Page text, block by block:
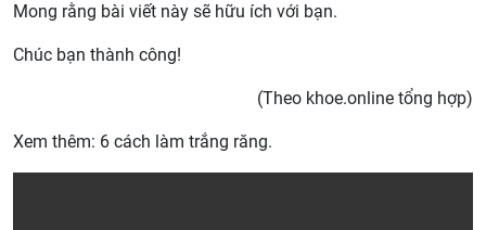
Mong rằng bài viết này sẽ hữu ích với bạn.
Chúc bạn thành công!
(Theo khoe.online tổng hợp)
Xem thêm: 6 cách làm trắng răng.